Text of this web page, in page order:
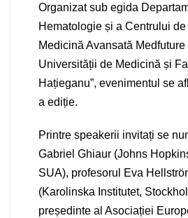
Organizat sub egida
Hematologie și a Centrului
Medicină Avansată Medfuture
Universității de Medicină și
Hațieganu”, evenimentul se
a ediție.
Printre speakerii invitați se
Gabriel Ghiaur (Johns
SUA), profesorul Eva
(Karolinska Institutet,
președinte al Asociației